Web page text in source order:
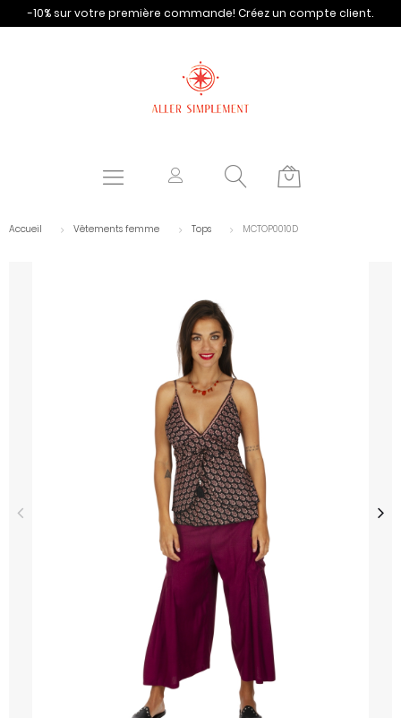
-10% sur votre première commande! Créez un compte client.
Accueil Vêtements femme Tops MCTOP0010D